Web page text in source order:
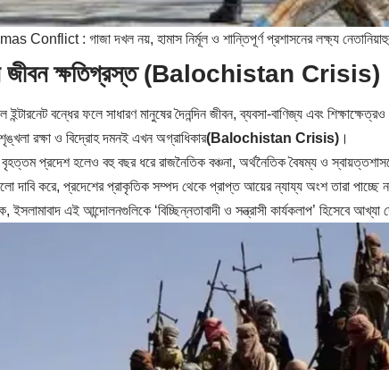
Conflict : গাজা দখল নয়, হামাস নির্মূল ও শান্তিপূর্ণ প্রশাসনের লক্ষ্য
জীবন ক্ষতিগ্রস্ত (Balochistan Crisis)
বন্ধের ফলে সাধারণ মানুষের দৈনন্দিন জীবন, ব্যবসা-বাণিজ্য এবং
রক্ষা ও বিদ্রোহ দমনই এখন অগ্রাধিকার(Balochistan Crisis) ।
বৃহত্তম প্রদেশ হলেও বহু বছর ধরে রাজনৈতিক বঞ্চনা, অর্থনৈতিক বৈষম্য ও
দাবি করে, প্রদেশের প্রাকৃতিক সম্পদ থেকে প্রাপ্ত আয়ের ন্যায্য অংশ তারা পাচ্ছে
এই আন্দোলনগুলিকে ‘বিচ্ছিন্নতাবাদী ও সন্ত্রাসী কার্যকলাপ’ হিসেবে আখ্যা